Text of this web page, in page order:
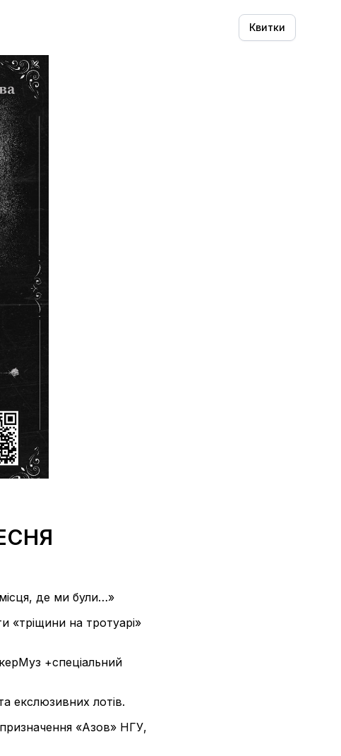
Квитки
де ми були…»
«тріщини на тротуарі»
+спеціальний
екслюзивних лотів.
«Азов» НГУ,